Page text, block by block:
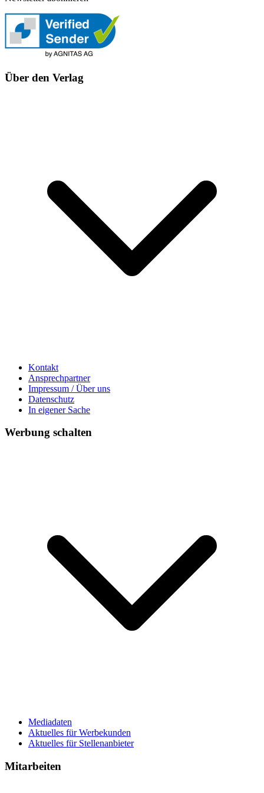
Über den Verlag
Kontakt
Ansprechpartner
Impressum / Über uns
Datenschutz
In eigener Sache
Werbung schalten
Mediadaten
Aktuelles für Werbekunden
Aktuelles für Stellenanbieter
Mitarbeiten